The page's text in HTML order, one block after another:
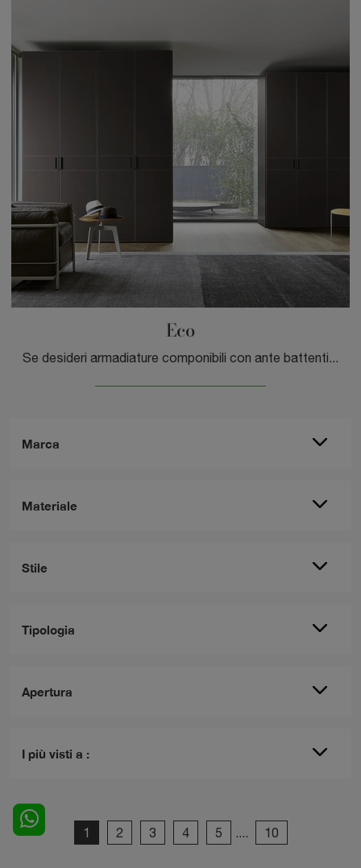
Marca
Materiale
Stile
Tipologia
Apertura
I più visti a :
Eco
Se desideri armadiature componibili con ante battenti, clicca e scopri l'armadio Eco di Sangiacomo in materico.
1 2 3 4 5 .... 10